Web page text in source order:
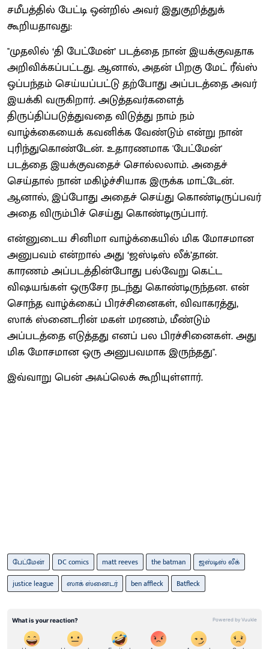
சமீபத்தில் பேட்டி ஒன்றில் அவர் இதுகுறித்துக்
கூறியதாவது:
''முதலில் ‘தி பேட்மேன்’ படத்தை நான் இயக்குவதாக
அறிவிக்கப்பட்டது. ஆனால், அதன் பிறகு மேட் ரீவ்ஸ்
ஒப்பந்தம் செய்யப்பட்டு தற்போது அப்படத்தை அவர்
இயக்கி வருகிறார். அடுத்தவர்களைத்
திருப்திப்படுத்துவதை விடுத்து நாம் நம்
வாழ்க்கையைக் கவனிக்க வேண்டும் என்று நான்
புரிந்துகொண்டேன். உதாரணமாக 'பேட்மேன்'
படத்தை இயக்குவதைச் சொல்லலாம். அதைச்
செய்தால் நான் மகிழ்ச்சியாக இருக்க மாட்டேன்.
ஆனால், இப்போது அதைச் செய்து கொண்டிருப்பவர்
அதை விரும்பிச் செய்து கொண்டிருப்பார்.
என்னுடைய சினிமா வாழ்க்கையில் மிக மோசமான
அனுபவம் என்றால் அது ‘ஜஸ்டிஸ் லீக்’தான்.
காரணம் அப்படத்தின்போது பல்வேறு கெட்ட
விஷயங்கள் ஒருசேர நடந்து கொண்டிருந்தன. என்
சொந்த வாழ்க்கைப் பிரச்சினைகள், விவாகரத்து,
ஸாக் ஸ்னைடரின் மகள் மரணம், மீண்டும்
அப்படத்தை எடுத்தது எனப் பல பிரச்சினைகள். அது
மிக மோசமான ஒரு அனுபவமாக இருந்தது''.
இவ்வாறு பென் அஃப்லெக் கூறியுள்ளார்.
பேட்மேன் DC comics matt reeves the batman
ஜஸ்டிஸ் லீக்
justice league
ஸாக் ஸ்னைடர் ben affleck Batfleck